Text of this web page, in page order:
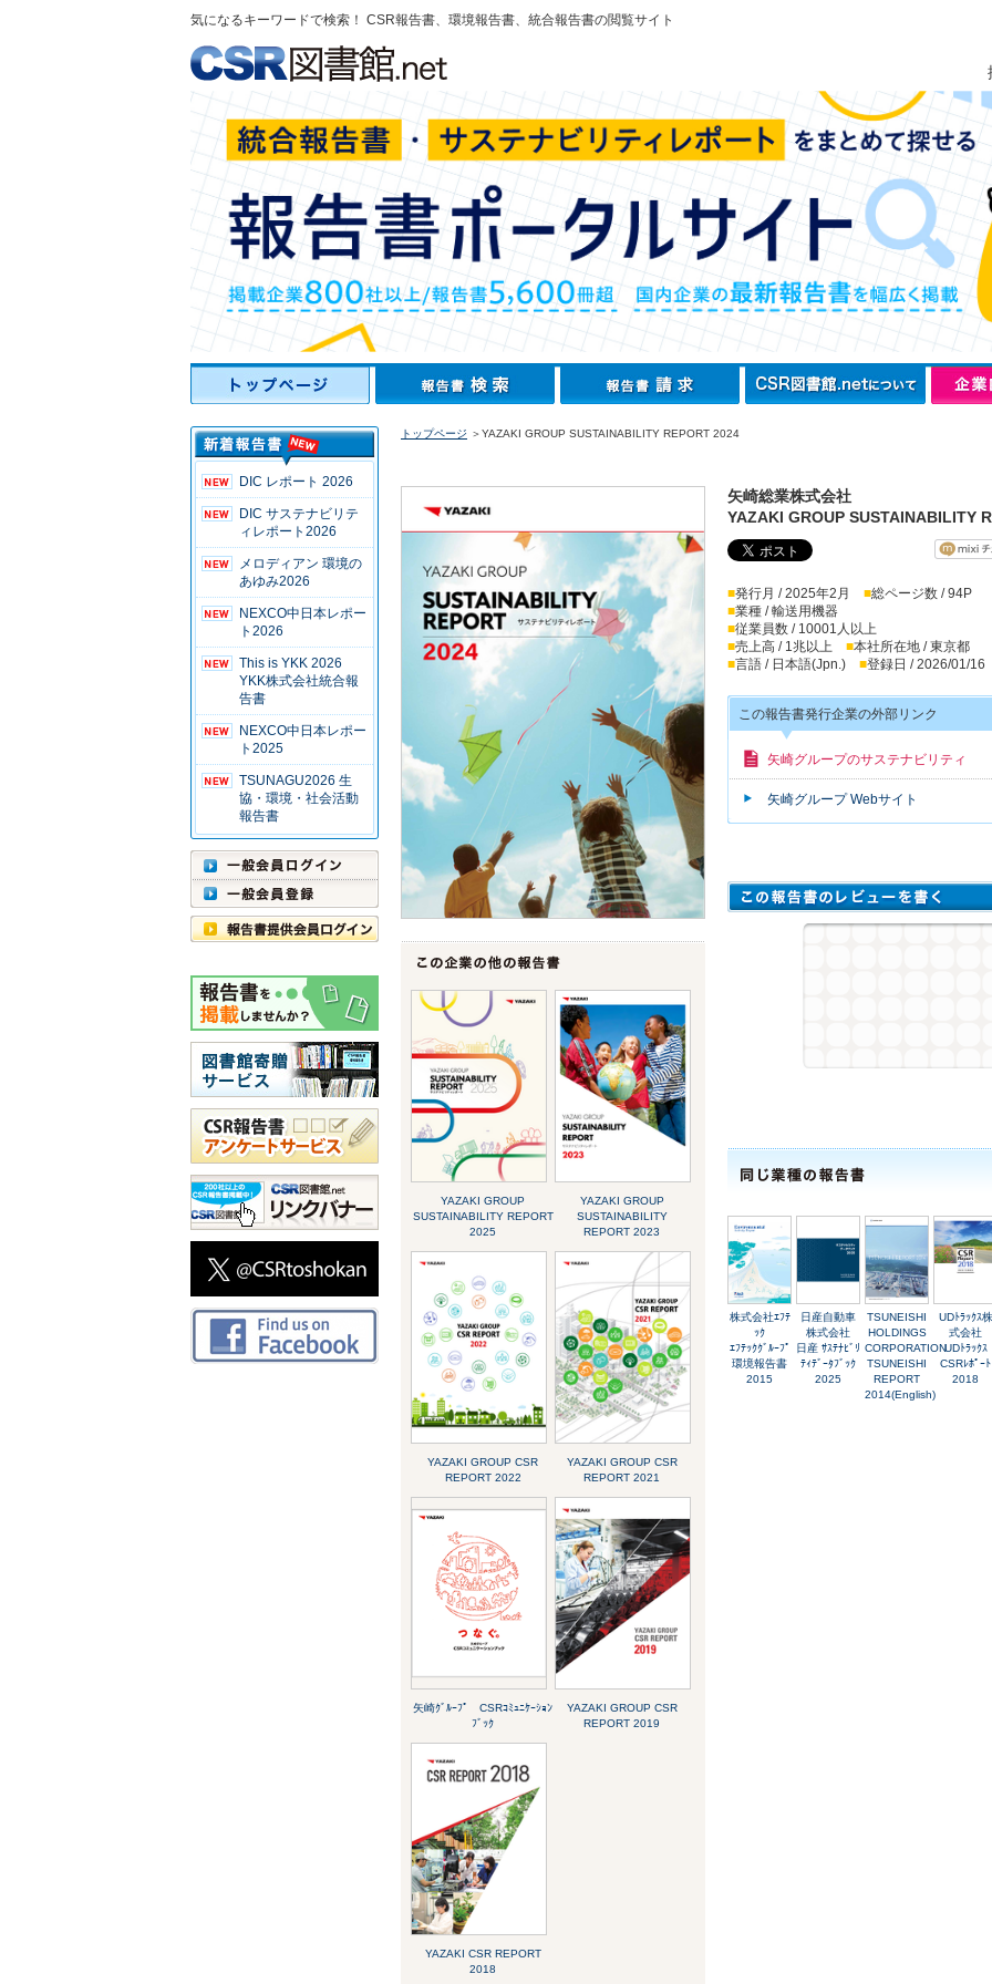
気になるキーワードで検索！ CSR報告書、環境報告書、統合報告書の閲覧サイト
DIC レポート 2026
DIC サステナビリテ
ィレポート2026
メロディアン 環境の
あゆみ2026
NEXCO中日本レポー
ト2026
This is YKK 2026
YKK株式会社統合報
告書
NEXCO中日本レポー
ト2025
TSUNAGU2026 生
協・環境・社会活動
報告書
トップページ ＞YAZAKI GROUP SUSTAINABILITY REPORT 2024
YAZAKI GROUP
SUSTAINABILITY REPORT
2025
YAZAKI GROUP
SUSTAINABILITY
REPORT 2023
YAZAKI GROUP CSR
REPORT 2022
YAZAKI GROUP CSR
REPORT 2021
矢崎ｸﾞﾙｰﾌﾟ CSRｺﾐｭﾆｹｰｼｮﾝ
ﾌﾞｯｸ
YAZAKI GROUP CSR
REPORT 2019
YAZAKI CSR REPORT
2018
矢崎総業株式会社
YAZAKI GROUP SUSTAINABILITY
■発行月 / 2025年2月 ■総ページ数 / 94P
■業種 / 輸送用機器
■従業員数 / 10001人以上
■売上高 / 1兆以上 ■本社所在地 / 東京都
■言語 / 日本語(Jpn.) ■登録日 / 2026/01/16
この報告書発行企業の外部リンク
矢崎グループのサステナビリティ
矢崎グループ Webサイト
株式会社ｴﾌﾃ
ｯｸ
ｴﾌﾃｯｸｸﾞﾙｰﾌﾟ
環境報告書
2015
日産自動車
株式会社
日産 ｻｽﾃﾅﾋﾞﾘ
ﾃｨﾃﾞｰﾀﾌﾞｯｸ
2025
TSUNEISHI
HOLDINGS
CORPORATION
TSUNEISHI
REPORT
2014(English)
UDﾄﾗｯｸｽ株
式会社
UDﾄﾗｯｸｽ
CSRﾚﾎﾟｰﾄ
2018